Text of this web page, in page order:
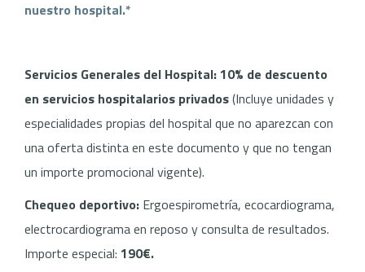
nuestro hospital.*
Servicios Generales del Hospital: 10% de descuento
en servicios hospitalarios privados(Incluye unidades y
especialidades propias del hospital que no aparezcan con
una oferta distinta en este documento y que no tengan
un importe promocional vigente).
Chequeo deportivo: Ergoespirometría, ecocardiograma,
electrocardiograma en reposo y consulta de resultados.
Importe especial: 190€.